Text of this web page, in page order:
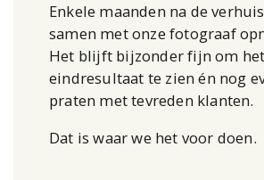
Enkele maanden na de
samen met onze fotograaf
Het blijft bijzonder fijn om het
eindresultaat te zien én nog
praten met tevreden klanten.
Dat is waar we het voor doen.